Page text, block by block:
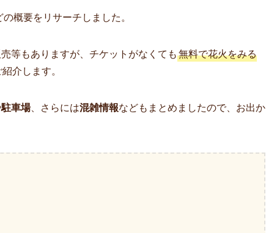
の概要をリサーチしました。
等もありますが、チケットがなくても無料で花火をみる
介します。
駐車場、さらには混雑情報などもまとめましたので、お出か